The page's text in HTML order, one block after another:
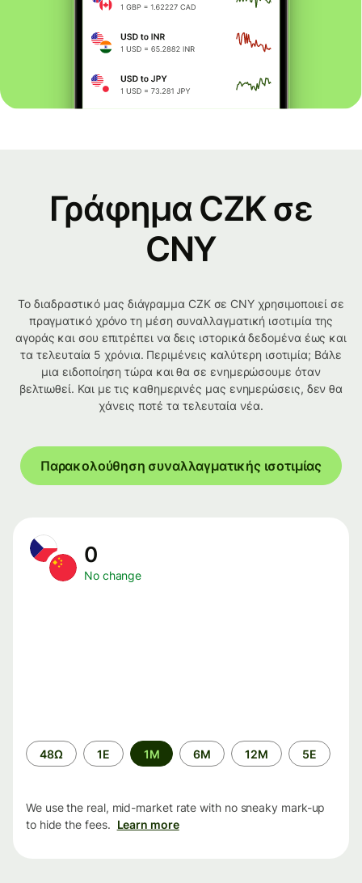
Γράφημα CZK σε
CNY
Το διαδραστικό μας διάγραμμα CZK σε CNY χρησιμοποιεί σε
πραγματικό χρόνο τη μέση συναλλαγματική ισοτιμία της
αγοράς και σου επιτρέπει να δεις ιστορικά δεδομένα έως και
τα τελευταία 5 χρόνια. Περιμένεις καλύτερη ισοτιμία; Βάλε
μια ειδοποίηση τώρα και θα σε ενημερώσουμε όταν
βελτιωθεί. Και με τις καθημερινές μας ενημερώσεις, δεν θα
χάνεις ποτέ τα τελευταία νέα.
Παρακολούθηση συναλλαγματικής ισοτιμίας
0
No change
Time
period
48Ω 1Ε 1M 6M 12M 5Ε
We use the real, mid-market rate with no sneaky mark-up
to hide the fees. Learn more